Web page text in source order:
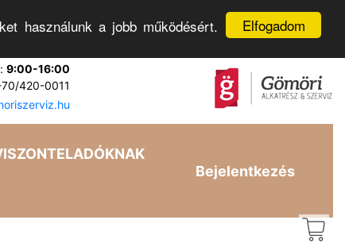
Elfogadom
használunk a jobb működésért.
9:00-16:00
420-0011
Bejelentkezés